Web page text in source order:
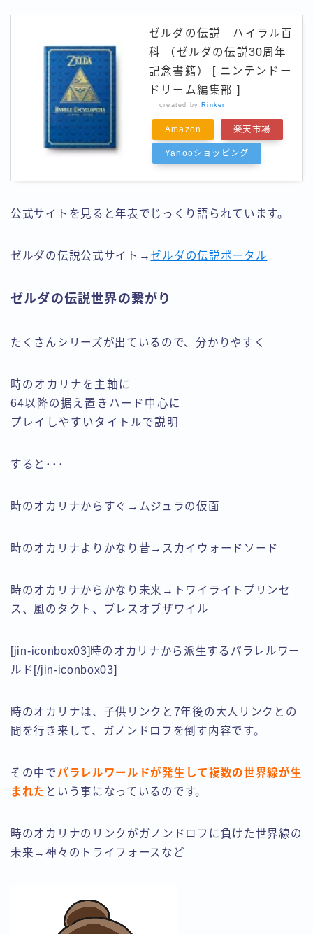
ゼルダの伝説 ハイラル百
科 （ゼルダの伝説30周年
記念書籍） [ ニンテンドー
ドリーム編集部 ]
created by Rinker
Amazon 楽天市場
Yahooショッピング
公式サイトを見ると年表でじっくり語られています。
ゼルダの伝説公式サイト→ゼルダの伝説ポータル
ゼルダの伝説世界の繋がり
たくさんシリーズが出ているので、分かりやすく
時のオカリナを主軸に
64以降の据え置きハード中心に
プレイしやすいタイトルで説明
すると･･･
時のオカリナからすぐ→ムジュラの仮面
時のオカリナよりかなり昔→スカイウォードソード
時のオカリナからかなり未来→トワイライトプリンセ
ス、風のタクト、ブレスオブザワイル
[jin-iconbox03]時のオカリナから派生するパラレルワー
ルド[/jin-iconbox03]
時のオカリナは、子供リンクと7年後の大人リンクとの
間を行き来して、ガノンドロフを倒す内容です。
その中で パラレルワールドが発生して複数の世界線が生
まれた という事になっているのです。
時のオカリナのリンクがガノンドロフに負けた世界線の
未来→神々のトライフォースなど